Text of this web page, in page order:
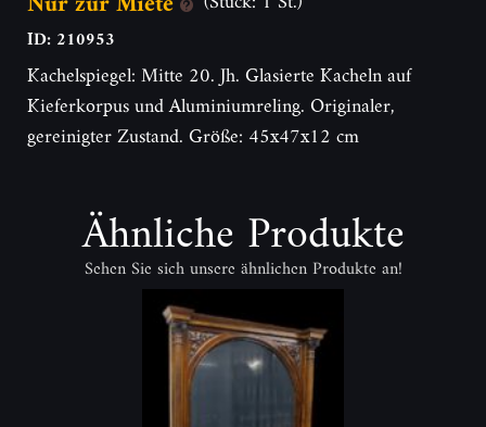
ID: 210953
Kachelspiegel: Mitte 20. Jh. Glasierte Kacheln auf
Kieferkorpus und Aluminiumreling. Originaler,
gereinigter Zustand. Größe: 45x47x12 cm
Ähnliche Produkte
Sehen Sie sich unsere ähnlichen Produkte an!